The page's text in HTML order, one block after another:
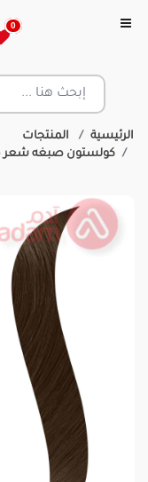
0
الرئيسية
المنتجات
كولستون صبغه شعر 306 1 أشقر رمادي غامق ماكسي | 50مل